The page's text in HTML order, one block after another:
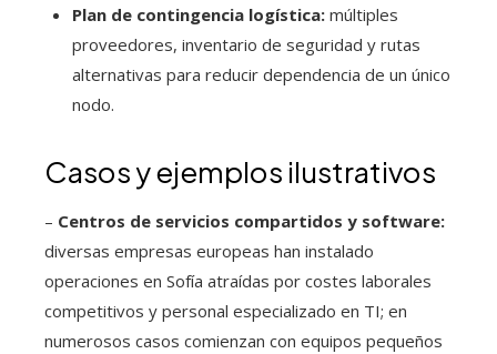
Plan de contingencia logística: múltiples
proveedores, inventario de seguridad y rutas
alternativas para reducir dependencia de un único
nodo.
Casos y ejemplos ilustrativos
– Centros de servicios compartidos y software:
diversas empresas europeas han instalado
operaciones en Sofía atraídas por costes laborales
competitivos y personal especializado en TI; en
numerosos casos comienzan con equipos pequeños